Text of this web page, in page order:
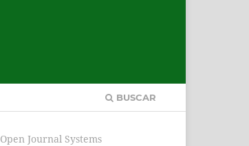
BUSCAR
Open Journal Systems